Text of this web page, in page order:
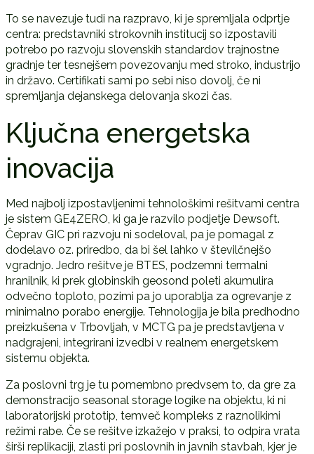
To se navezuje tudi na razpravo, ki je spremljala odprtje
centra: predstavniki strokovnih institucij so izpostavili
potrebo po razvoju slovenskih standardov trajnostne
gradnje ter tesnejšem povezovanju med stroko, industrijo
in državo. Certifikati sami po sebi niso dovolj, če ni
spremljanja dejanskega delovanja skozi čas.
Ključna energetska
inovacija
Med najbolj izpostavljenimi tehnološkimi rešitvami centra
je sistem GE4ZERO, ki ga je razvilo podjetje Dewsoft.
Čeprav GIC pri razvoju ni sodeloval, pa je pomagal z
dodelavo oz. priredbo, da bi šel lahko v številčnejšo
vgradnjo. Jedro rešitve je BTES, podzemni termalni
hranilnik, ki prek globinskih geosond poleti akumulira
odvečno toploto, pozimi pa jo uporablja za ogrevanje z
minimalno porabo energije. Tehnologija je bila predhodno
preizkušena v Trbovljah, v MCTG pa je predstavljena v
nadgrajeni, integrirani izvedbi v realnem energetskem
sistemu objekta.
Za poslovni trg je tu pomembno predvsem to, da gre za
demonstracijo seasonal storage logike na objektu, ki ni
laboratorijski prototip, temveč kompleks z raznolikimi
režimi rabe. Če se rešitve izkažejo v praksi, to odpira vrata
širši replikaciji, zlasti pri poslovnih in javnih stavbah, kjer je